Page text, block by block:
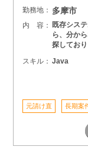
勤務地： 多摩市
内 容：
既存シス
ら、分か
探してお
スキル： Java
元請け直 長期案